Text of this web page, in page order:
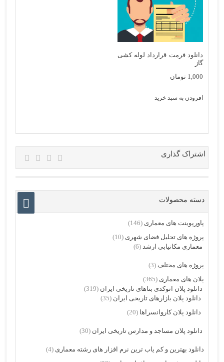
دانلود فرمت قرارداد لوله کشی
گاز
1,000 تومان
افزودن به سبد خرید
اشتراک گذاری
دسته محصولات
پاورپوینت های معماری (146)
پروژه های تحلیل فضای شهری (10)
معماری مکانیابی ارشد (6)
پروژه های مختلف (3)
پلان های معماری (365)
دانلود پلان اتوکدی بناهای تاریخی ایران (319)
دانلود پلان بازارهای تاریخی ایران (35)
دانلود پلان کاروانسراها (20)
دانلود پلان مساجد و مدارس تاریخی ایران (30)
دانلود بهترین و کم یاب ترین نرم افزار های رشته معماری (4)